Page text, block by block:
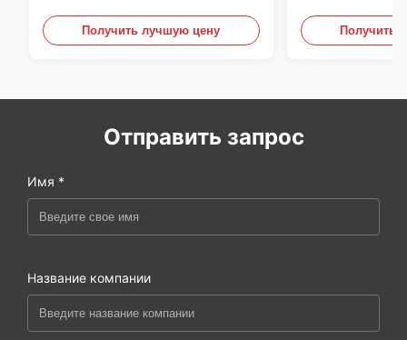
выдувного формования
бутылок из ПНД
Получить лучшую цену Получить
Отправить запрос
Имя *
Название компании